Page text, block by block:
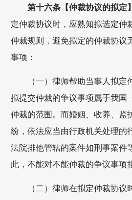
第十六条【仲裁协议的拟定
定仲裁协议时，应熟知拟选定仲
仲裁规则，避免拟定的仲裁协议
事项：
（一）律师帮助当事人拟
拟提交仲裁的争议事项属于我国
仲裁的范围。而婚姻、收养、监
纷，依法应当由行政机关处理的
法院排他管辖的案件如刑事案件
此，不能对不能仲裁的争议事项
（二）律师在拟定仲裁协议